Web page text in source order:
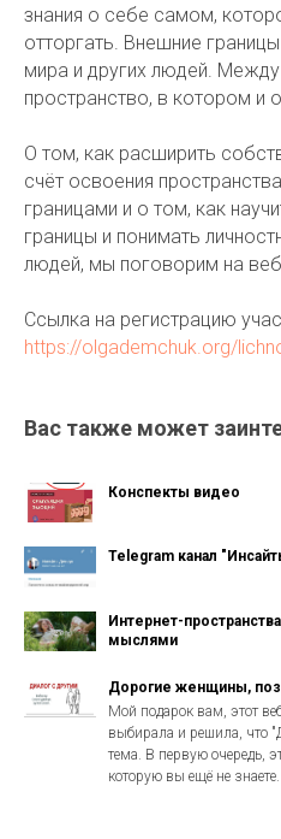
знания о себе самом,
отторгать. Внешние
мира и других людей.
пространство, в котором и
О том, как расширить
счёт освоения
границами и о том, как
границы и понимать
людей, мы поговорим на
Ссылка на регистрацию
https://olgademchuk.org/
Вас также может
Конспекты видео
Telegram канал
Интернет-
мыслями
Дорогие женщины,
Мой подарок вам, этот
выбирала и решила, что
тема. В первую очередь,
которую вы ещё не знаете.